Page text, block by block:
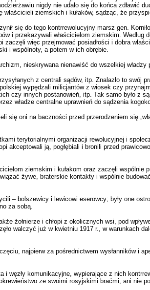
nigdy nie udało się do końca zdławić
ziemskich i kułaków, sądząc, że
się do tego kontrrewolucyjny marsz gen.
i przekazywali właścicielom ziemskim.
więc przejmować posiadłości i dobra
i wspólnoty, a potem w ich obrębie.
nieskrywana nienawiść do wszelkiej
z centrali sądów, itp. Znalazło to swój
wypędzali milicjantów z wiosek czy
czy innych postanowień, itp. Tak samo było z
władze centralne uprawnień do sądzenia
się oni na baczności przed przerodzeniem się
terytorialnymi organizacji rewolucyjnej i
akceptowali ją, pogłębiali i bronili przed
ziemskim i kułakom oraz zaczęli
żywe, braterskie kontakty i wspólnie
– bolszewicy i lewicowi eserowcy; były one
za sobą.
żołnierze i chłopi z okolicznych wsi, pod
walczyć już w kwietniu 1917 r., w warunkach
najpierw za pośrednictwem wysłanników i
węzły komunikacyjne, wypierające z nich
ze swoimi rosyjskimi braćmi, ani nie